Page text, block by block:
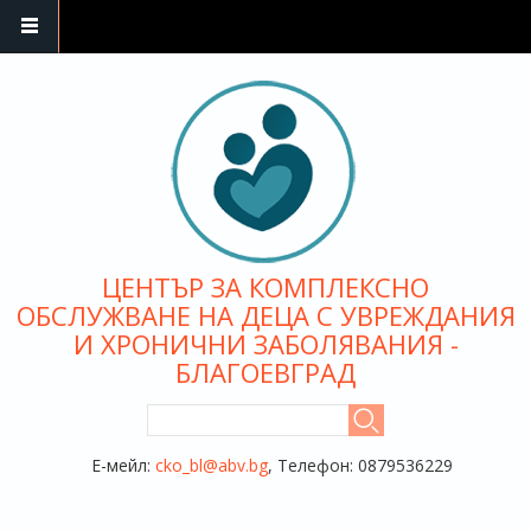
ЦЕНТЪР ЗА КОМПЛЕКСНО
ОБСЛУЖВАНЕ НА ДЕЦА С УВРЕЖДАНИЯ
И ХРОНИЧНИ ЗАБОЛЯВАНИЯ -
БЛАГОЕВГРАД
Е-мейл: cko_bl@abv.bg, Телефон: 0879536229